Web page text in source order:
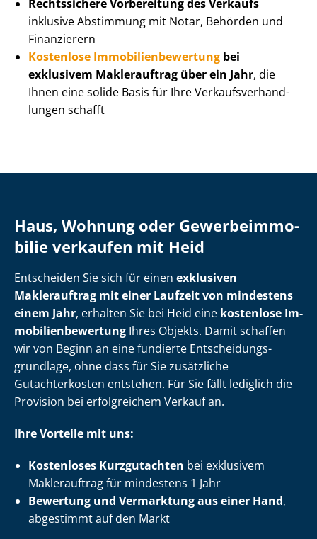
Rechtssichere Vorbereitung des Verkaufs
inklusive Abstimmung mit Notar, Behörden und
Finanzierern
Kostenlose Im­mo­bi­li­en­be­wer­tung bei
exklusivem Maklerauftrag über ein Jahr, die
Ihnen eine solide Basis für Ihre Ver­kaufs­ver­hand­
lun­gen schafft
Haus, Wohnung oder Ge­wer­be­im­mo­
bi­lie verkaufen mit Heid
Entscheiden Sie sich für einen exklusiven
Maklerauftrag mit einer Laufzeit von mindestens
einem Jahr, erhalten Sie bei Heid eine kostenlose Im­
mo­bi­li­en­be­wer­tung Ihres Objekts. Damit schaffen
wir von Beginn an eine fundierte Ent­schei­dungs­
grund­la­ge, ohne dass für Sie zusätzliche
Gutachterkosten entstehen. Für Sie fällt lediglich die
Provision bei erfolgreichem Verkauf an.
Ihre Vorteile mit uns:
Kostenloses Kurzgutachten bei exklusivem
Maklerauftrag für mindestens 1 Jahr
Bewertung und Vermarktung aus einer Hand,
abgestimmt auf den Markt